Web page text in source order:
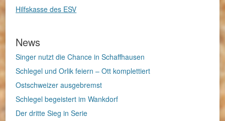
Hilfskasse des ESV
News
Singer nutzt die Chance in Schaffhausen
Schlegel und Orlik feiern – Ott komplettiert
Ostschweizer ausgebremst
Schlegel begeistert im Wankdorf
Der dritte Sieg in Serie